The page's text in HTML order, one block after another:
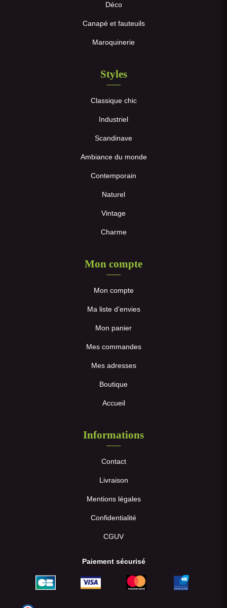
Déco
Canapé et fauteuils
Maroquinerie
Styles
Classique chic
Industriel
Scandinave
Ambiance du monde
Contemporain
Naturel
Vintage
Charme
Mon compte
Mon compte
Ma liste d’envies
Mon panier
Mes commandes
Mes adresses
Boutique
Accueil
Informations
Contact
Livraison
Mentions légales
Confidentialité
CGUV
Paiement sécurisé